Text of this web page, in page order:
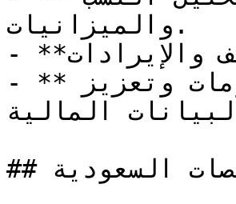
والميزانيات.
- **إكسيل**: لتصميم جداول التكاليف والإيرادات.
- **استبيانات السوق**: لجمع المعلومات وتعزيز
البيانات المالية.
## العقود الفنية والقانونية في المناقصات السعودية